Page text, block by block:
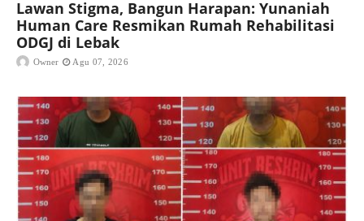
Lawan Stigma, Bangun Harapan: Yunaniah
Human Care Resmikan Rumah Rehabilitasi
ODGJ di Lebak
Owner Agu 07, 2026